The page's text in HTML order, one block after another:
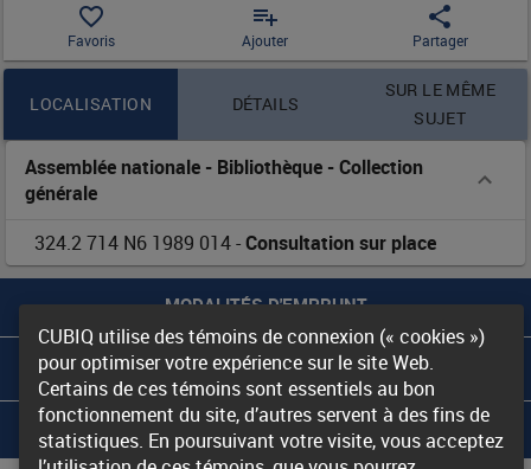
favorite_border
Favoris
playlist_add
Ajouter
share
Partager
Contenu de la notice
LOCALISATION DÉTAILS
SUR LE MÊME
SUJET
Assemblée nationale - Bibliothèque -Collection
générale
324.2 714 N6 1989 014-Consultation sur place
MODALITÉS D'EMPRUNT
LES BIBLIOTHÈQUES DU RIBG
À PROPOS DU RIBG
CUBIQ utilise des témoins de connexion (« cookies »)
pour optimiser votre expérience sur le site Web.
Certains de ces témoins sont essentiels au bon
fonctionnement du site, d’autres servent à des fins de
statistiques. En poursuivant votre visite, vous acceptez